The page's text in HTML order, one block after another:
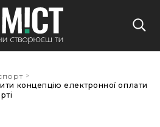
>
концепцію електронної оплати